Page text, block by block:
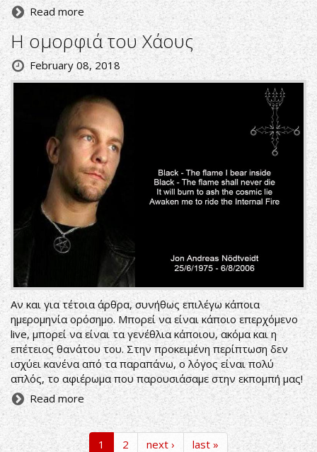
Read more
Η ομορφιά του Χάους
February 08, 2018
Αν και για τέτοια άρθρα, συνήθως επιλέγω κάποια
ημερομηνία ορόσημο. Μπορεί να είναι κάποιο επερχόμενο
live, μπορεί να είναι τα γενέθλια κάποιου, ακόμα και η
επέτειος θανάτου του. Στην προκειμένη περίπτωση δεν
ισχύει κανένα από τα παραπάνω, ο λόγος είναι πολύ
απλός, το αφιέρωμα που παρουσιάσαμε στην εκπομπή μας!
Read more
1 2 next › last »